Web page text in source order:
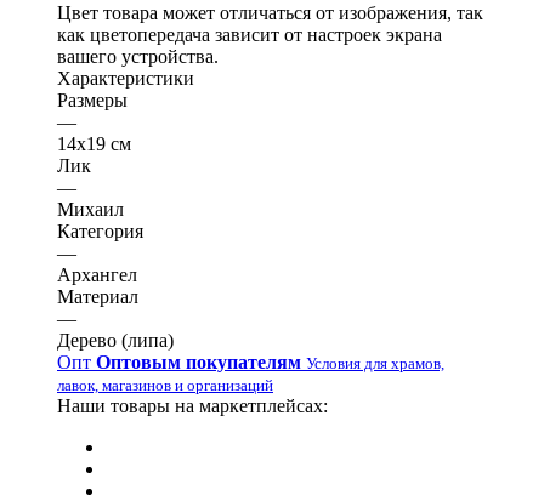
Цвет товара может отличаться от изображения, так
как цветопередача зависит от настроек экрана
вашего устройства.
Характеристики
Размеры
—
14х19 см
Лик
—
Михаил
Категория
—
Архангел
Материал
—
Дерево (липа)
Опт Оптовым покупателям Условия для храмов,
лавок, магазинов и организаций
Наши товары на маркетплейсах: